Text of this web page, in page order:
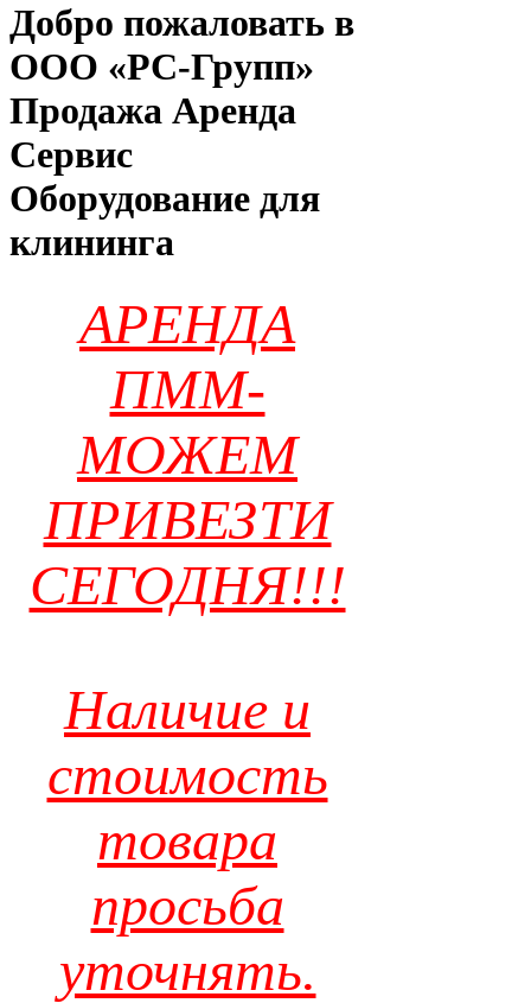
Добро пожаловать в
ООО «РС-Групп»
Продажа Аренда
Сервис
Оборудование для
клининга
АРЕНДА
ПММ-
МОЖЕМ
ПРИВЕЗТИ
СЕГОДНЯ!!!
Наличие и
стоимость
товара
просьба
уточнять.